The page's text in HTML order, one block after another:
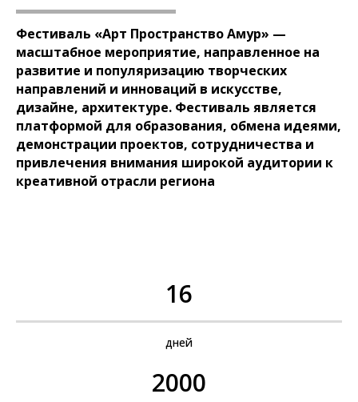
Фести валь «Арт Пространство Амур» —
масштабное мероприятие, направленное на
развитие и популяризацию творческих
направлений и инноваций в искусстве,
дизайне, архитектуре. Фестиваль является
платформой для образования, обмена идеями,
демонстрации проектов, сотрудничества и
привлечения внимания широкой аудитории к
креативной отрасли региона
16
дней
2000